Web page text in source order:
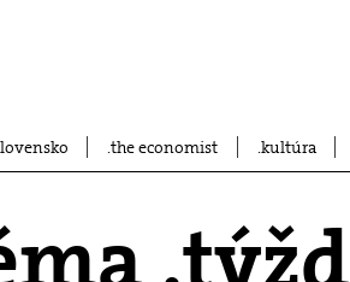
the economist kultúra